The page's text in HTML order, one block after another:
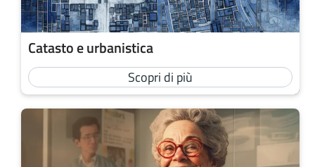
Catasto e urbanistica
Scopri di più